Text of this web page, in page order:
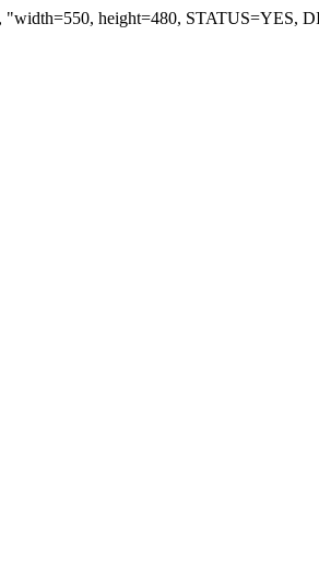
"width=550, height=480,